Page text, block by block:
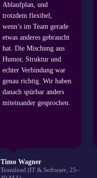
Ablaufplan, und
trotzdem flexibel,
wenn’s im Team gerade
etwas anderes gebraucht
hat. Die Mischung aus
Humor, Struktur und
echter Verbindung war
genau richtig. Wir haben
danach spürbar anders
miteinander gesprochen.
Timo Wagner
Teamlead (IT & Software, 25–